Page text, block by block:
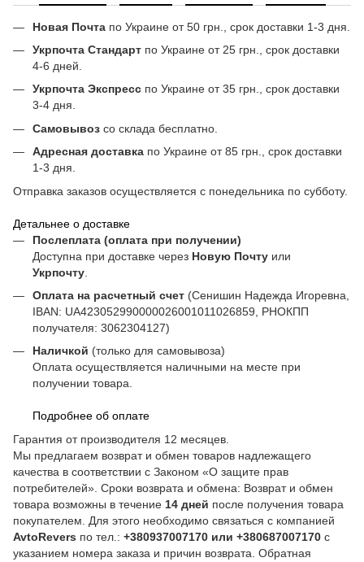
Новая Почта по Украине от 50 грн., срок доставки 1-3 дня.
Укрпочта Стандарт по Украине от 25 грн., срок доставки
4-6 дней.
Укрпочта Экспресс по Украине от 35 грн., срок доставки
3-4 дня.
Самовывоз со склада бесплатно.
Адресная доставка по Украине от 85 грн., срок доставки
1-3 дня.
Отправка заказов осуществляется с понедельника по субботу.
Детальнее о доставке
Послеплата (оплата при получении)
Доступна при доставке через Новую Почту или
Укрпочту
Оплата на расчетный счет (Сенишин Надежда Игоревна,
IBAN: UA423052990000026001011026859, РНОКПП
получателя: 3062304127)
Наличкой (только для самовывоза)
Оплата осуществляется наличными на месте при
получении товара.
Подробнее об оплате
Гарантия от производителя 12 месяцев.
Мы предлагаем возврат и обмен товаров надлежащего
качества в соответствии с Законом «О защите прав
потребителей». Сроки возврата и обмена: Возврат и обмен
товара возможны в течение 14 дней после получения товара
покупателем. Для этого необходимо связаться с компанией
AvtoRevers по тел.: +380937007170 или +380687007170 с
указанием номера заказа и причин возврата. Обратная